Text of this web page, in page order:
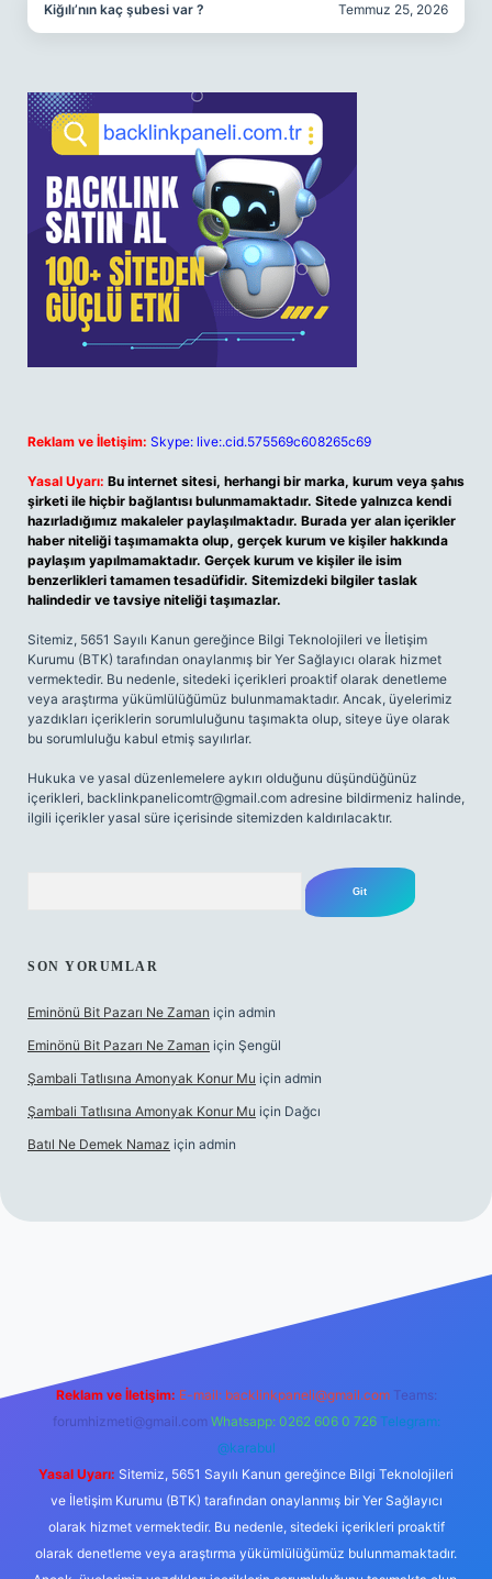
Kiğılı’nın kaç şubesi var ? Temmuz 25, 2026
Reklam ve İletişim: Skype: live:.cid.575569c608265c69
Yasal Uyarı: Bu internet sitesi, herhangi bir marka, kurum veya şahıs
şirketi ile hiçbir bağlantısı bulunmamaktadır. Sitede yalnızca kendi
hazırladığımız makaleler paylaşılmaktadır. Burada yer alan içerikler
haber niteliği taşımamakta olup, gerçek kurum ve kişiler hakkında
paylaşım yapılmamaktadır. Gerçek kurum ve kişiler ile isim
benzerlikleri tamamen tesadüfidir. Sitemizdeki bilgiler taslak
halindedir ve tavsiye niteliği taşımazlar.
Sitemiz, 5651 Sayılı Kanun gereğince Bilgi Teknolojileri ve İletişim
Kurumu (BTK) tarafından onaylanmış bir Yer Sağlayıcı olarak hizmet
vermektedir. Bu nedenle, sitedeki içerikleri proaktif olarak denetleme
veya araştırma yükümlülüğümüz bulunmamaktadır. Ancak, üyelerimiz
yazdıkları içeriklerin sorumluluğunu taşımakta olup, siteye üye olarak
bu sorumluluğu kabul etmiş sayılırlar.
Hukuka ve yasal düzenlemelere aykırı olduğunu düşündüğünüz
içerikleri, backlinkpanelicomtr@gmail.com adresine bildirmeniz halinde,
ilgili içerikler yasal süre içerisinde sitemizden kaldırılacaktır.
SON YORUMLAR
Eminönü Bit Pazarı Ne Zaman için admin
Eminönü Bit Pazarı Ne Zaman için Şengül
Şambali Tatlısına Amonyak Konur Mu için admin
Şambali Tatlısına Amonyak Konur Mu için Dağcı
Batıl Ne Demek Namaz için admin
Reklam ve İletişim: E-mail: backlinkpaneli@gmail.com Teams:
forumhizmeti@gmail.com Whatsapp: 0262 606 0 726 Telegram:
@karabul
Yasal Uyarı: Sitemiz, 5651 Sayılı Kanun gereğince Bilgi Teknolojileri
ve İletişim Kurumu (BTK) tarafından onaylanmış bir Yer Sağlayıcı
olarak hizmet vermektedir. Bu nedenle, sitedeki içerikleri proaktif
olarak denetleme veya araştırma yükümlülüğümüz bulunmamaktadır.